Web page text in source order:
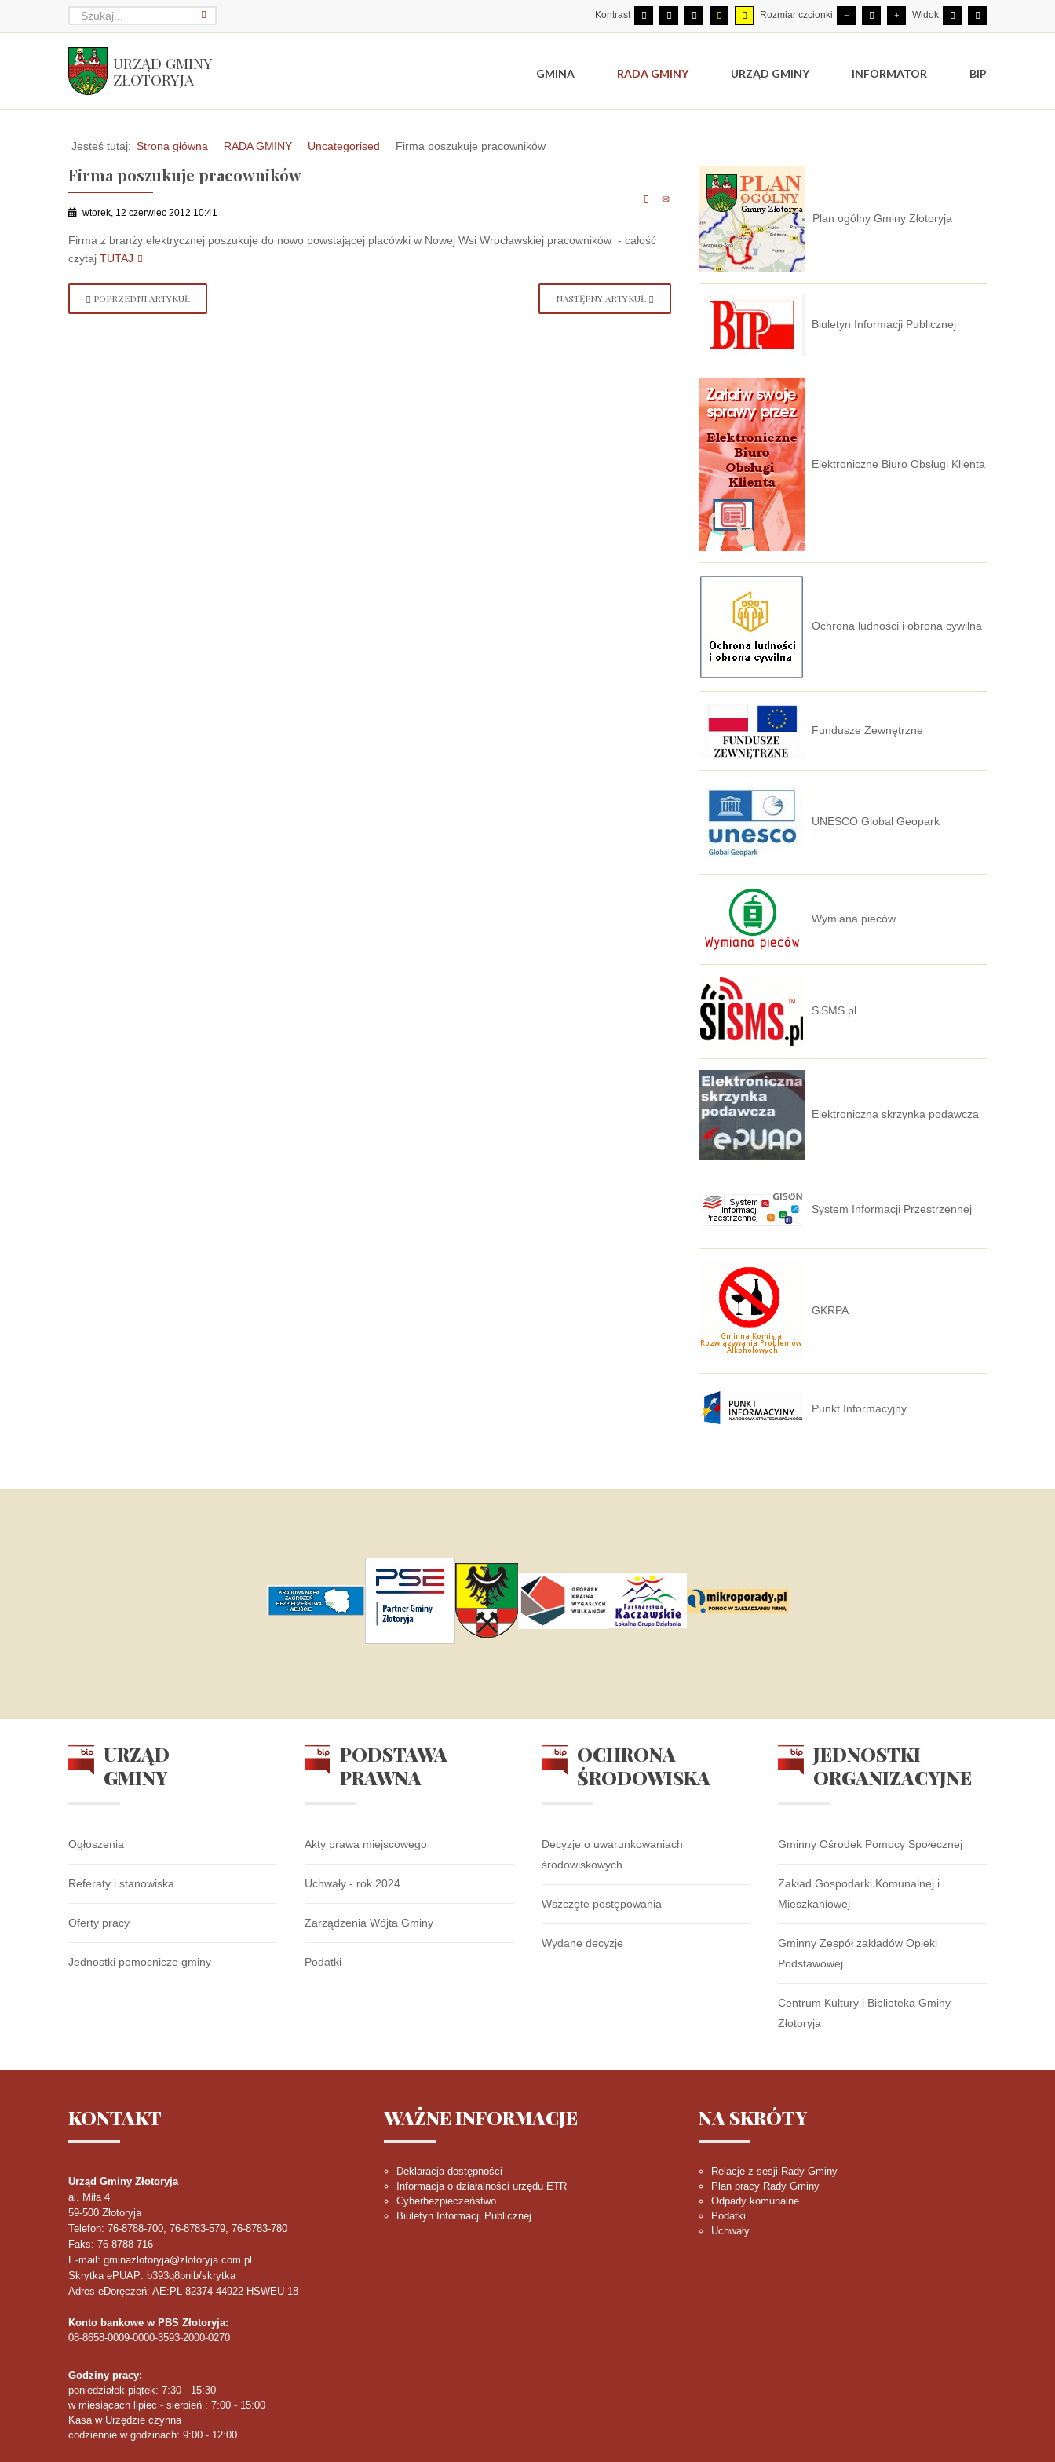
Kontrast Rozmiar czcionki Widok
URZĄD GMINY
ZŁOTORYJA
GMINA RADA GMINY URZĄD GMINY INFORMATOR BIP
Jesteś tutaj: Strona główna RADA GMINY Uncategorised Firma poszukuje pracowników
Firma poszukuje pracowników
wtorek, 12 czerwiec 2012 10:41
Firma z branży elektrycznej poszukuje do nowo powstającej placówki w Nowej Wsi Wrocławskiej pracowników - całość
czytaj TUTAJ
POPRZEDNI ARTYKUŁ NASTĘPNY ARTYKUŁ
Plan ogólny Gminy Złotoryja
Biuletyn Informacji Publicznej
Elektroniczne Biuro Obsługi Klienta
Ochrona ludności i obrona cywilna
Fundusze Zewnętrzne
UNESCO Global Geopark
Wymiana pieców
SiSMS.pl
Elektroniczna skrzynka podawcza
System Informacji Przestrzennej
GKRPA
Punkt Informacyjny
URZĄD
GMINY
Ogłoszenia
Referaty i stanowiska
Oferty pracy
Jednostki pomocnicze gminy
PODSTAWA
PRAWNA
Akty prawa miejscowego
Uchwały - rok 2024
Zarządzenia Wójta Gminy
Podatki
OCHRONA
ŚRODOWISKA
Decyzje o uwarunkowaniach
środowiskowych
Wszczęte postępowania
Wydane decyzje
JEDNOSTKI
ORGANIZACYJNE
Gminny Ośrodek Pomocy Społecznej
Zakład Gospodarki Komunalnej i
Mieszkaniowej
Gminny Zespół zakładów Opieki
Podstawowej
Centrum Kultury i Biblioteka Gminy
Złotoryja
KONTAKT
Urząd Gminy Złotoryja
al. Miła 4
59-500 Złotoryja
Telefon: 76-8788-700, 76-8783-579, 76-8783-780
Faks: 76-8788-716
E-mail: gminazlotoryja@zlotoryja.com.pl
Skrytka ePUAP: b393q8pnlb/skrytka
Adres eDoręczeń: AE:PL-82374-44922-HSWEU-18
Konto bankowe w PBS Złotoryja:
08-8658-0009-0000-3593-2000-0270
Godziny pracy:
poniedziałek-piątek: 7:30 - 15:30
w miesiącach lipiec - sierpień : 7:00 - 15:00
Kasa w Urzędzie czynna
codziennie w godzinach: 9:00 - 12:00
WAŻNEINFORMACJE
Deklaracja dostępności
Informacja o działalności urzędu ETR
Cyberbezpieczeństwo
Biuletyn Informacji Publicznej
NA SKRÓTY
Relacje z sesji Rady Gminy
Plan pracy Rady Gminy
Odpady komunalne
Podatki
Uchwały